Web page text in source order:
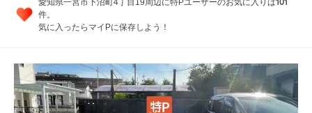
愛知県一宮市下沼町4丁目19周辺に特Pユーザーのお気に入りは
件。
気に入ったらマイPに保存しよう！